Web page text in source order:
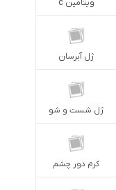
ویتامین c
ژل آبرسان
ژل شست و شو
کرم دور چشم